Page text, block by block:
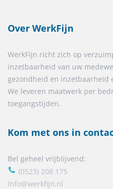
Over WerkFijn
WerkFijn richt zich op
inzetbaarheid van uw
gezondheid en inzetbaarheid
We leveren maatwerk per
toegangstijden.
Kom met ons in
Bel geheel vrijblijvend:
(0523) 208 175
Info@werkfijn.nl